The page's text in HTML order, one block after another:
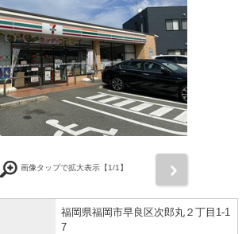
画像タップで拡大表示【1/1】
福岡県福岡市早良区次郎丸２丁目1-1
7